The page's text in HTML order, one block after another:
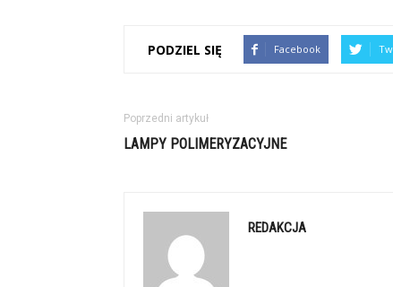
PODZIEL SIĘ Facebook
Poprzedni artykuł
LAMPY POLIMERYZACYJNE
REDAKCJA